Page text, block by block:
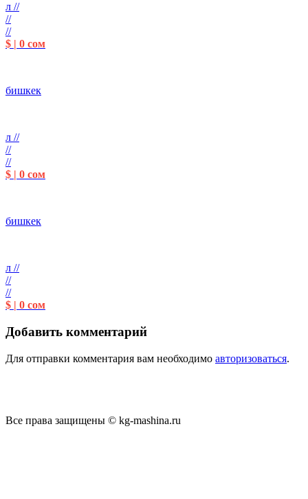
л //
//
//
$ | 0 сом
бишкек
л //
//
//
$ | 0 сом
бишкек
л //
//
//
$ | 0 сом
Добавить комментарий
Для отправки комментария вам необходимо авторизоваться.
Все права защищены © kg-mashina.ru